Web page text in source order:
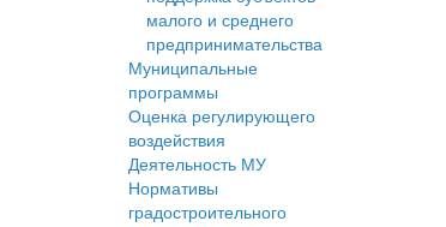
малого и среднего
предпринимательства
Муниципальные
программы
Оценка регулирующего
воздействия
Деятельность МУ
Нормативы
градостроительного